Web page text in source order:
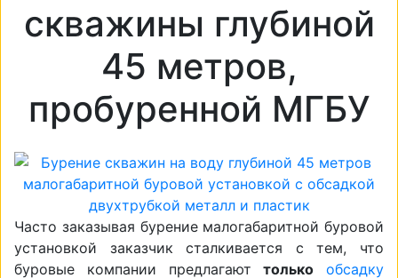
скважины глубиной
45 метров,
пробуренной МГБУ
Часто заказывая бурение малогабаритной буровой
установкой заказчик сталкивается с тем, что
буровые компании предлагаюттолько
обсадку